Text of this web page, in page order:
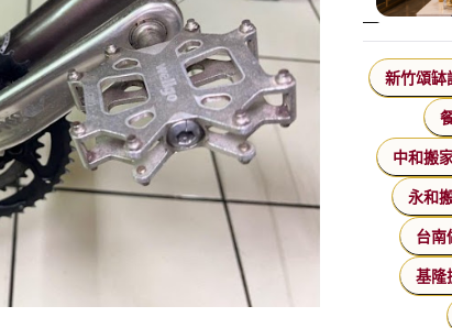
新竹頌缽
中和搬
永和
台南
基隆